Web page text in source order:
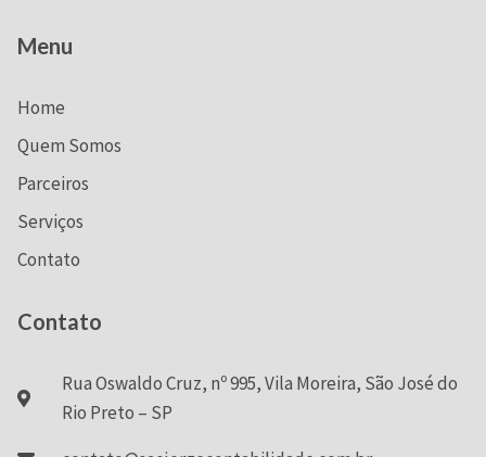
Menu
Home
Quem Somos
Parceiros
Serviços
Contato
Contato
Rua Oswaldo Cruz, nº 995, Vila Moreira, São José do
Rio Preto – SP